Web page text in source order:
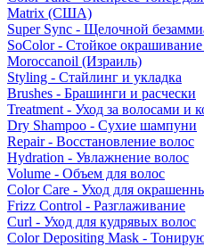
Matrix (США)
Super Sync - Щелочной
SoColor - Стойкое окрашивание
Moroccanoil (Израиль)
Styling - Стайлинг и укладка
Brushes - Брашинги и расчески
Treatment - Уход за волосами и
Dry Shampoo - Сухие шампуни
Repair - Восстановление волос
Hydration - Увлажнение волос
Volume - Объем для волос
Color Care - Уход для
Frizz Control - Разглаживание
Curl - Уход для кудрявых волос
Color Depositing Mask -